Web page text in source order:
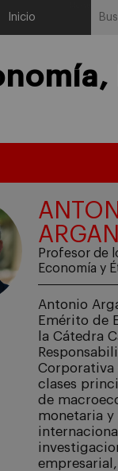
Inicio
Profesor de
Economía y
Antonio
Emérito de
la Cátedra
Corporativa
clases
de
monetaria y